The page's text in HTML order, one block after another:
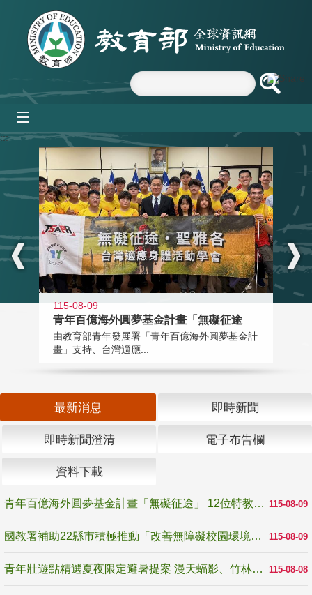
跳到主要內容區塊
:::
115-08-09
青年百億海外圓夢基金計畫「無礙征途
由教育部青年發展署「青年百億海外圓夢基金計
畫」支持、台灣適應...
最新消息 即時新聞
即時新聞澄清 電子布告欄
資料下載
115-08-09
青年百億海外圓夢基金計畫「無礙征途」 12位特教與弱勢青年勇闖西班牙 跨越感官限制見證生命蛻變
115-08-09
國教署補助22縣市積極推動「改善無障礙校園環境計畫」 打造友善、安全、無礙學習空間
115-08-08
青年壯遊點精選夏夜限定避暑提案 漫天蝠影、竹林尋蛙、茶香夜觀 邀青年暮色出發